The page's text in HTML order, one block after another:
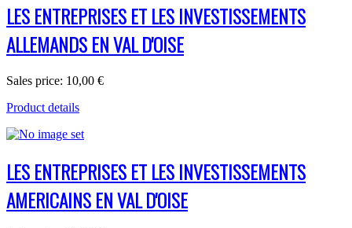
LES ENTREPRISES ET LES INVESTISSEMENTS
ALLEMANDS EN VAL D'OISE
Sales price: 10,00 €
Product details
LES ENTREPRISES ET LES INVESTISSEMENTS
AMERICAINS EN VAL D'OISE